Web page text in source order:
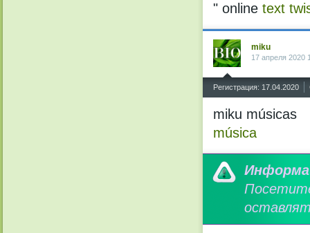
" online text
miku
17 апреля 2020
Регистрация: 17.04.2020
miku músicas
música